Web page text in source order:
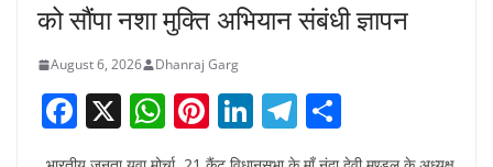
को सौंपा नशा मुक्ति अभियान संबंधी ज्ञापन
August 6, 2026 Dhanraj Garg
F X W
h
Pi
nt
Li T
el h